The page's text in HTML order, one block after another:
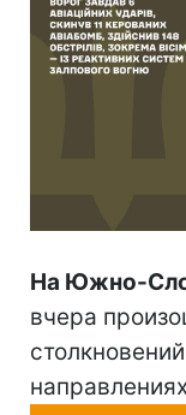
На Южно-
вчера